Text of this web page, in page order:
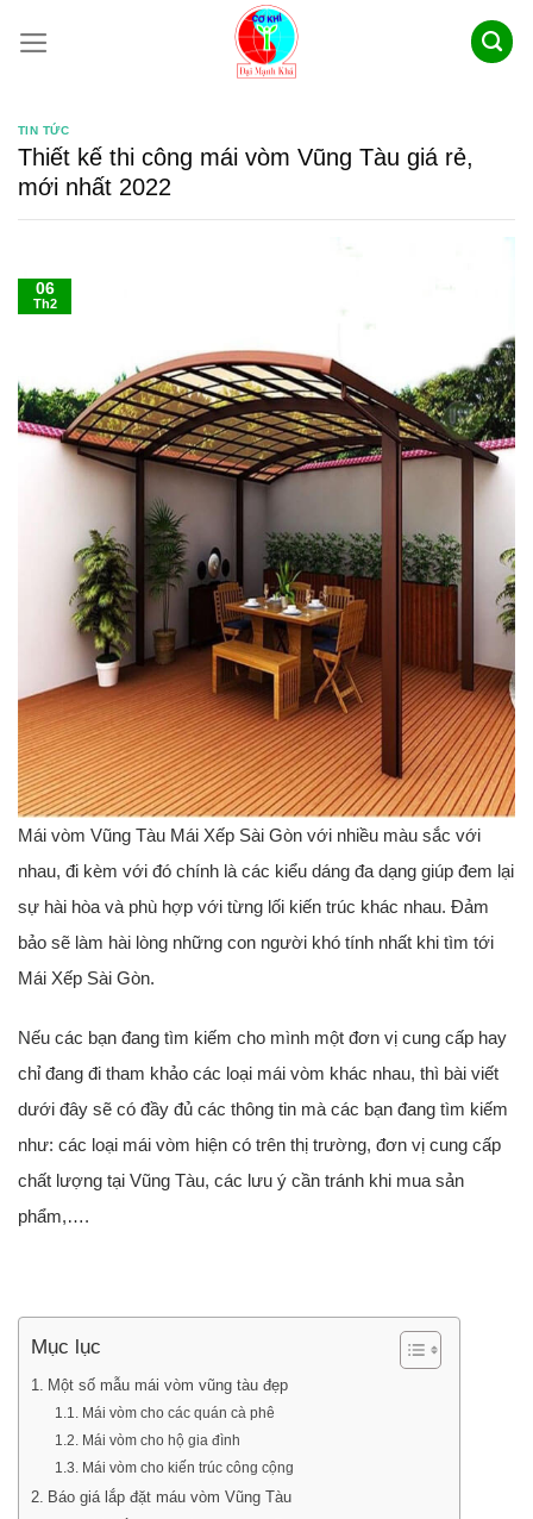
TIN TỨC
Thiết kế thi công mái vòm Vũng Tàu giá rẻ,
mới nhất 2022
06
Th2
Mái vòm Vũng Tàu Mái Xếp Sài Gòn với nhiều màu sắc với
nhau, đi kèm với đó chính là các kiểu dáng đa dạng giúp đem lại
sự hài hòa và phù hợp với từng lối kiến trúc khác nhau. Đảm
bảo sẽ làm hài lòng những con người khó tính nhất khi tìm tới
Mái Xếp Sài Gòn.
Nếu các bạn đang tìm kiếm cho mình một đơn vị cung cấp hay
chỉ đang đi tham khảo các loại mái vòm khác nhau, thì bài viết
dưới đây sẽ có đầy đủ các thông tin mà các bạn đang tìm kiếm
như: các loại mái vòm hiện có trên thị trường, đơn vị cung cấp
chất lượng tại Vũng Tàu, các lưu ý cần tránh khi mua sản
phẩm,….
Mục lục
Một số mẫu mái vòm vũng tàu đẹp
Mái vòm cho các quán cà phê
Mái vòm cho hộ gia đình
Mái vòm cho kiến trúc công cộng
Báo giá lắp đặt máu vòm Vũng Tàu